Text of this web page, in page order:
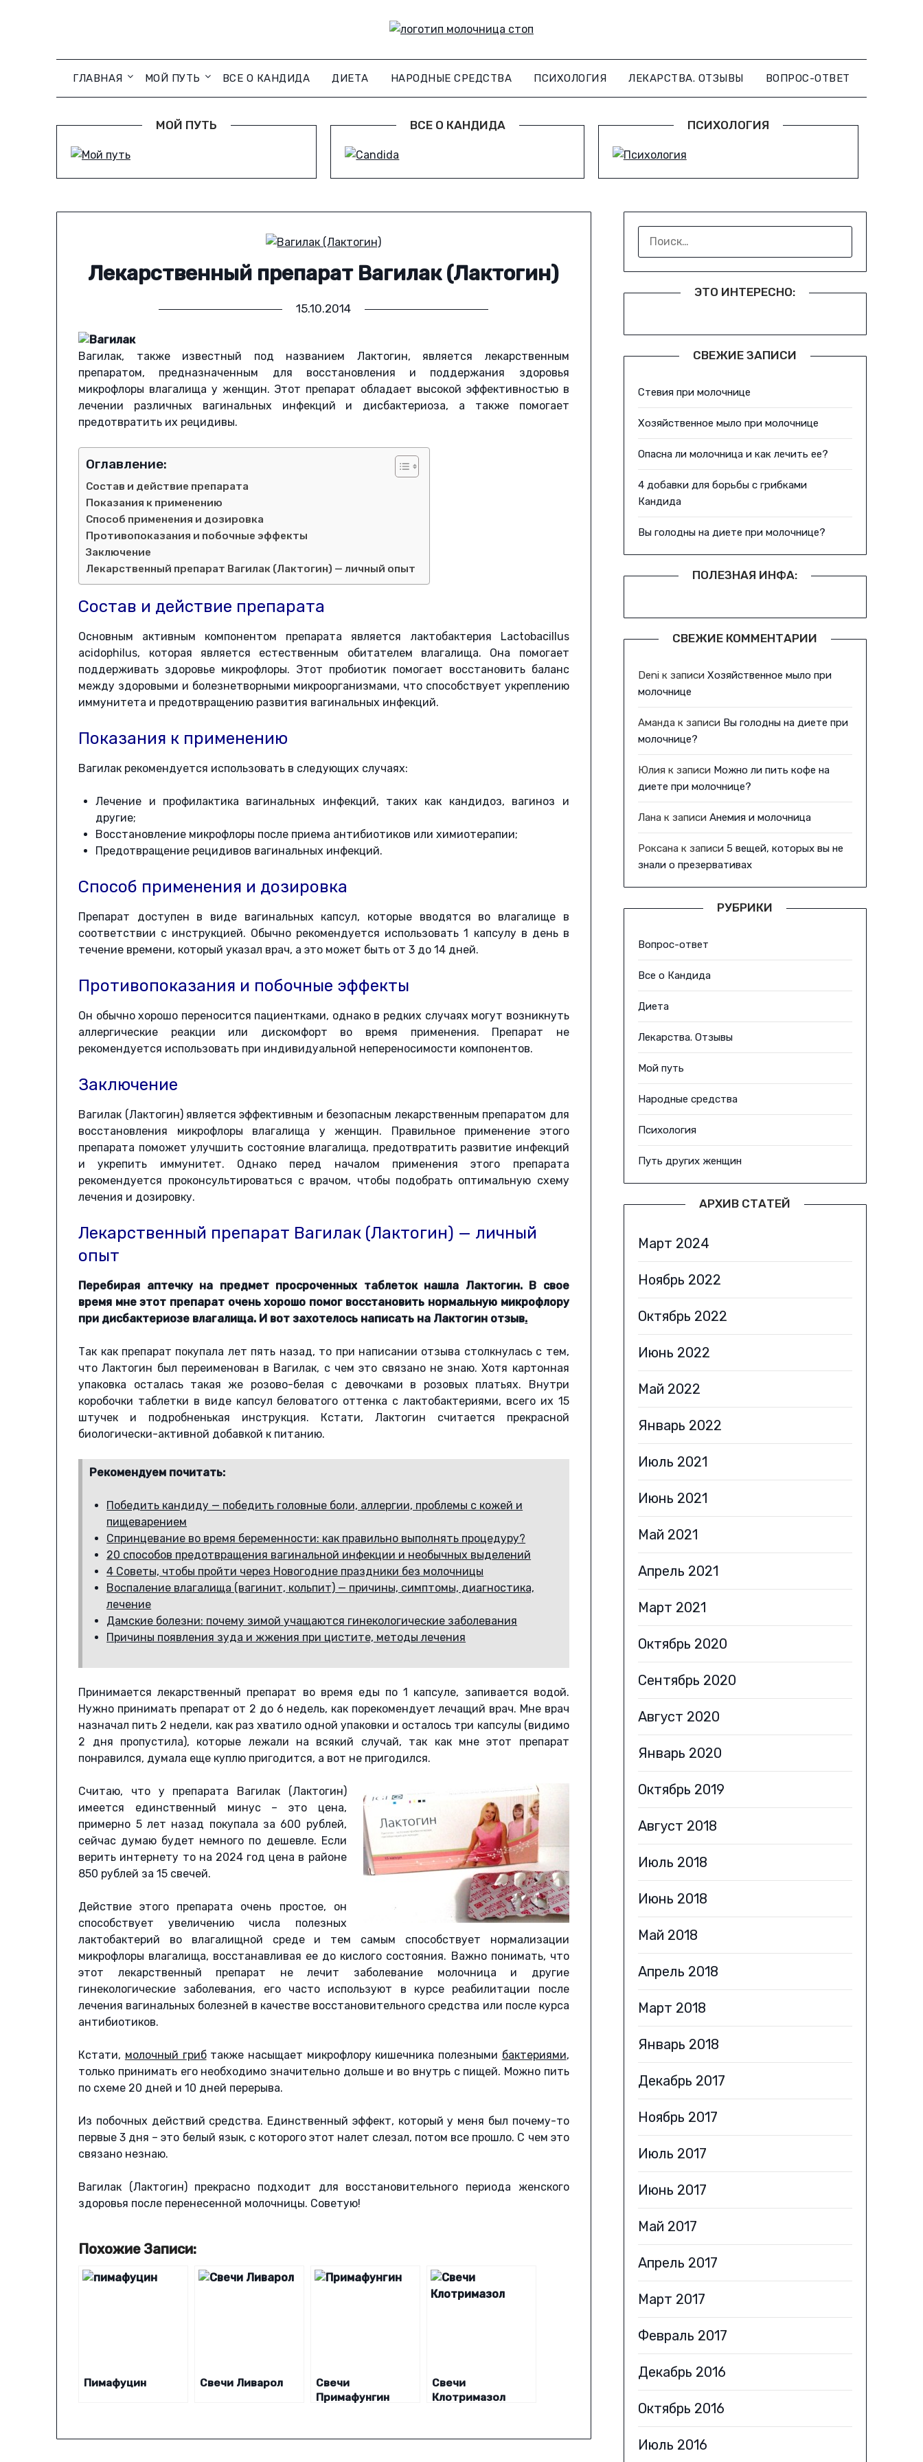
ГЛАВНАЯ МОЙ ПУТЬ ВСЕ О КАНДИДА ДИЕТА НАРОДНЫЕ СРЕДСТВА ПСИХОЛОГИЯ ЛЕКАРСТВА. ОТЗЫВЫ ВОПРОС-ОТВЕТ
МОЙ ПУТЬ ВСЕ О КАНДИДА ПСИХОЛОГИЯ
Лекарственный препарат Вагилак (Лактогин)
15.10.2014
Вагилак, также известный под названием Лактогин, является лекарственным
препаратом, предназначенным для восстановления и поддержания здоровья
микрофлоры влагалища у женщин. Этот препарат обладает высокой эффективностью в
лечении различных вагинальных инфекций и дисбактериоза, а также помогает
предотвратить их рецидивы.
Оглавление:
Состав и действие препарата
Показания к применению
Способ применения и дозировка
Противопоказания и побочные эффекты
Заключение
Лекарственный препарат Вагилак (Лактогин) — личный опыт
Состав и действие препарата
Основным активным компонентом препарата является лактобактерия Lactobacillus
acidophilus, которая является естественным обитателем влагалища. Она помогает
поддерживать здоровье микрофлоры. Этот пробиотик помогает восстановить баланс
между здоровыми и болезнетворными микроорганизмами, что способствует укреплению
иммунитета и предотвращению развития вагинальных инфекций.
Показания к применению
Вагилак рекомендуется использовать в следующих случаях:
Лечение и профилактика вагинальных инфекций, таких как кандидоз, вагиноз и
другие;
Восстановление микрофлоры после приема антибиотиков или химиотерапии;
Предотвращение рецидивов вагинальных инфекций.
Способ применения и дозировка
Препарат доступен в виде вагинальных капсул, которые вводятся во влагалище в
соответствии с инструкцией. Обычно рекомендуется использовать 1 капсулу в день в
течение времени, который указал врач, а это может быть от 3 до 14 дней.
Противопоказания и побочные эффекты
Он обычно хорошо переносится пациентками, однако в редких случаях могут возникнуть
аллергические реакции или дискомфорт во время применения. Препарат не
рекомендуется использовать при индивидуальной непереносимости компонентов.
Заключение
Вагилак (Лактогин) является эффективным и безопасным лекарственным препаратом для
восстановления микрофлоры влагалища у женщин. Правильное применение этого
препарата поможет улучшить состояние влагалища, предотвратить развитие инфекций
и укрепить иммунитет. Однако перед началом применения этого препарата
рекомендуется проконсультироваться с врачом, чтобы подобрать оптимальную схему
лечения и дозировку.
Лекарственный препарат Вагилак (Лактогин) — личный
опыт
Перебирая аптечку на предмет просроченных таблеток нашла Лактогин. В свое
время мне этот препарат очень хорошо помог восстановить нормальную микрофлору
при дисбактериозе влагалища. И вот захотелось написать на Лактогин отзыв.
Так как препарат покупала лет пять назад, то при написании отзыва столкнулась с тем,
что Лактогин был переименован в Вагилак, с чем это связано не знаю. Хотя картонная
упаковка осталась такая же розово-белая с девочками в розовых платьях. Внутри
коробочки таблетки в виде капсул беловатого оттенка с лактобактериями, всего их 15
штучек и подробненькая инструкция. Кстати, Лактогин считается прекрасной
биологически-активной добавкой к питанию.
Рекомендуем почитать:
Победить кандиду — победить головные боли, аллергии, проблемы с кожей и
пищеварением
Спринцевание во время беременности: как правильно выполнять процедуру?
20 способов предотвращения вагинальной инфекции и необычных выделений
4 Советы, чтобы пройти через Новогодние праздники без молочницы
Воспаление влагалища (вагинит, кольпит) — причины, симптомы, диагностика,
лечение
Дамские болезни: почему зимой учащаются гинекологические заболевания
Причины появления зуда и жжения при цистите, методы лечения
Принимается лекарственный препарат во время еды по 1 капсуле, запивается водой.
Нужно принимать препарат от 2 до 6 недель, как порекомендует лечащий врач. Мне врач
назначал пить 2 недели, как раз хватило одной упаковки и осталось три капсулы (видимо
2 дня пропустила), которые лежали на всякий случай, так как мне этот препарат
понравился, думала еще куплю пригодится, а вот не пригодился.
Считаю, что у препарата Вагилак (Лактогин)
имеется единственный минус – это цена,
примерно 5 лет назад покупала за 600 рублей,
сейчас думаю будет немного по дешевле. Если
верить интернету то на 2024 год цена в районе
850 рублей за 15 свечей.
Действие этого препарата очень простое, он
способствует увеличению числа полезных
лактобактерий во влагалищной среде и тем самым способствует нормализации
микрофлоры влагалища, восстанавливая ее до кислого состояния. Важно понимать, что
этот лекарственный препарат не лечит заболевание молочница и другие
гинекологические заболевания, его часто используют в курсе реабилитации после
лечения вагинальных болезней в качестве восстановительного средства или после курса
антибиотиков.
Кстати, молочный грибтакже насыщает микрофлору кишечника полезными бактериями,
только принимать его необходимо значительно дольше и во внутрь с пищей. Можно пить
по схеме 20 дней и 10 дней перерыва.
Из побочных действий средства. Единственный эффект, который у меня был почему-то
первые 3 дня – это белый язык, с которого этот налет слезал, потом все прошло. С чем это
связано незнаю.
Вагилак (Лактогин) прекрасно подходит для восстановительного периода женского
здоровья после перенесенной молочницы. Советую!
Похожие Записи:
Пимафуцин Свечи Ливарол
Свечи
Примафунгин
Свечи
Клотримазол
ЭТО ИНТЕРЕСНО:
СВЕЖИЕ ЗАПИСИ
Стевия при молочнице
Хозяйственное мыло при молочнице
Опасна ли молочница и как лечить ее?
4 добавки для борьбы с грибками
Кандида
Вы голодны на диете при молочнице?
ПОЛЕЗНАЯ ИНФА:
СВЕЖИЕ КОММЕНТАРИИ
Deniк записи Хозяйственное мыло при
молочнице
Аманда к записи Вы голодны на диете при
молочнице?
Юлия к записи Можно ли пить кофе на
диете при молочнице?
Лана к записи Анемия и молочница
Роксана к записи 5 вещей, которых вы не
знали о презервативах
РУБРИКИ
Вопрос-ответ
Все о Кандида
Диета
Лекарства. Отзывы
Мой путь
Народные средства
Психология
Путь других женщин
АРХИВ СТАТЕЙ
Март 2024
Ноябрь 2022
Октябрь 2022
Июнь 2022
Май 2022
Январь 2022
Июль 2021
Июнь 2021
Май 2021
Апрель 2021
Март 2021
Октябрь 2020
Сентябрь 2020
Август 2020
Январь 2020
Октябрь 2019
Август 2018
Июль 2018
Июнь 2018
Май 2018
Апрель 2018
Март 2018
Январь 2018
Декабрь 2017
Ноябрь 2017
Июль 2017
Июнь 2017
Май 2017
Апрель 2017
Март 2017
Февраль 2017
Декабрь 2016
Октябрь 2016
Июль 2016